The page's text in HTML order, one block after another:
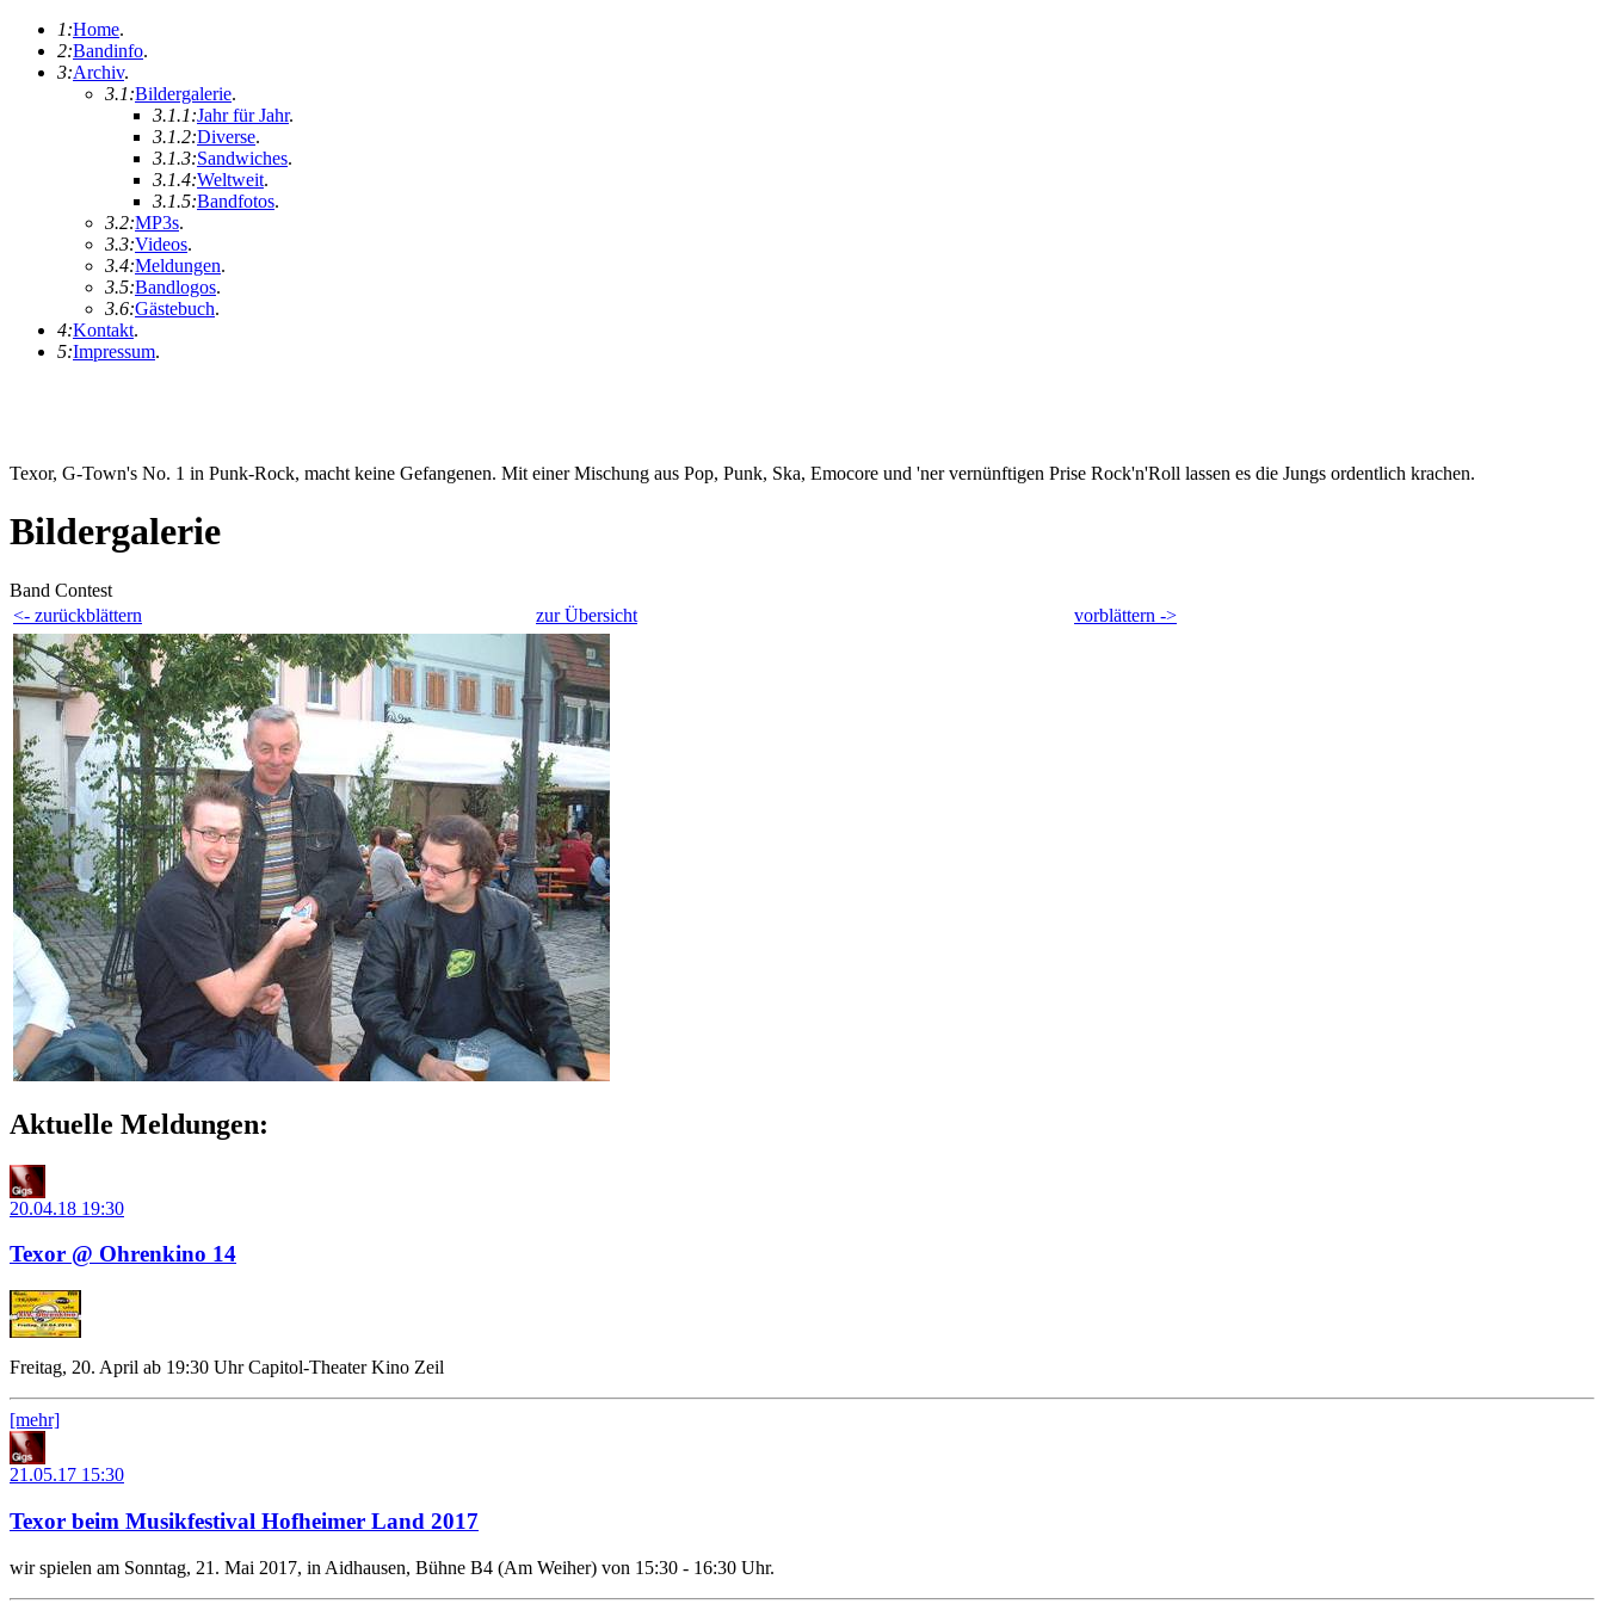
1:Home.
2:Bandinfo.
3:Archiv.
3.1:Bildergalerie.
3.1.1:Jahr für Jahr.
3.1.2:Diverse.
3.1.3:Sandwiches.
3.1.4:Weltweit.
3.1.5:Bandfotos.
3.2:MP3s.
3.3:Videos.
3.4:Meldungen.
3.5:Bandlogos.
3.6:Gästebuch.
4:Kontakt.
5:Impressum.
Texor, G-Town's No. 1 in Punk-Rock, macht keine Gefangenen. Mit einer Mischung aus Pop, Punk, Ska, Emocore und 'ner vernünftigen Prise Rock'n'Roll lassen es die Jungs ordentlich krachen.
Bildergalerie
Band Contest
<- zurückblättern
zur Übersicht vorblättern ->
Aktuelle Meldungen:
20.04.18 19:30
Texor @ Ohrenkino 14
Freitag, 20. April ab 19:30 Uhr Capitol-Theater Kino Zeil
[mehr]
21.05.17 15:30
Texor beim Musikfestival Hofheimer Land 2017
wir spielen am Sonntag, 21. Mai 2017, in Aidhausen, Bühne B4 (Am Weiher) von 15:30 - 16:30 Uhr.